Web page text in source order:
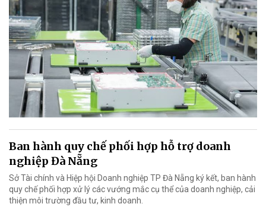
Ban hành quy chế phối hợp hỗ trợ doanh
nghiệp Đà Nẵng
Sở Tài chính và Hiệp hội Doanh nghiệp TP Đà Nẵng ký kết, ban hành
quy chế phối hợp xử lý các vướng mắc cụ thể của doanh nghiệp, cải
thiện môi trường đầu tư, kinh doanh.